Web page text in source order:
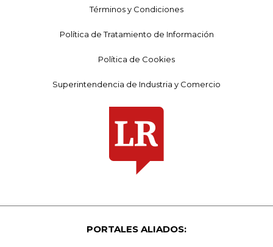
Términos y Condiciones
Política de Tratamiento de Información
Política de Cookies
Superintendencia de Industria y Comercio
PORTALES ALIADOS: